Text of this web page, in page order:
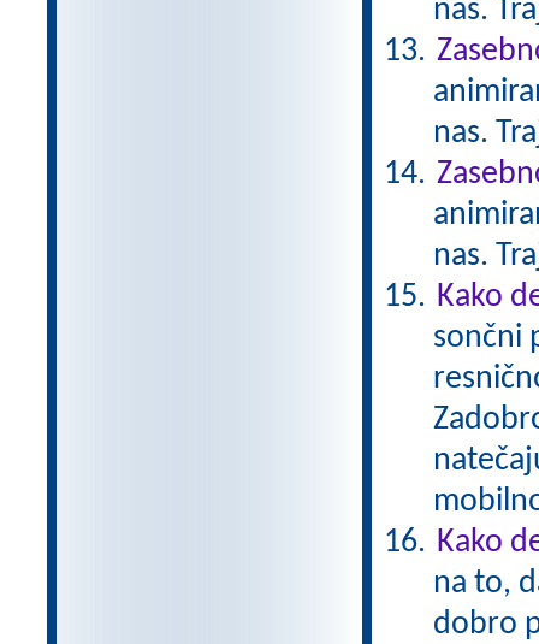
nas.
nas.
nas.
Kako
sončni
Kako
na to,
dobro